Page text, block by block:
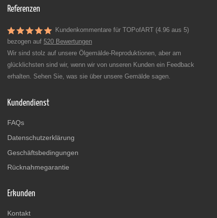
Referenzen
Kundenkommentare für TOPofART (4.96 aus 5)
bezogen auf 520 Bewertungen
Wir sind stolz auf unsere Ölgemälde-Reproduktionen, aber am
glücklichsten sind wir, wenn wir von unseren Kunden ein Feedback
erhalten. Sehen Sie, was sie über unsere Gemälde sagen.
Kundendienst
FAQs
Datenschutzerklärung
Geschäftsbedingungen
Rücknahmegarantie
Erkunden
Kontakt